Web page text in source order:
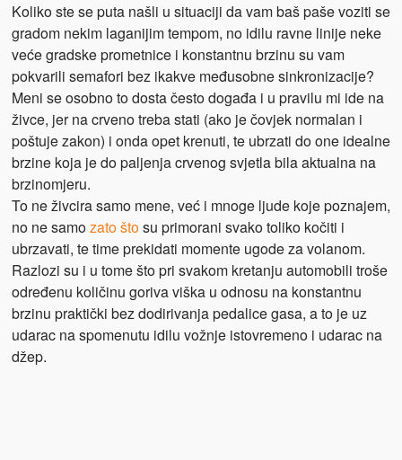
Koliko ste se puta našli u situaciji da vam baš paše voziti se
gradom nekim laganijim tempom, no idilu ravne linije neke
veće gradske prometnice i konstantnu brzinu su vam
pokvarili semafori bez ikakve međusobne sinkronizacije?
Meni se osobno to dosta često događa i u pravilu mi ide na
živce, jer na crveno treba stati (ako je čovjek normalan i
poštuje zakon) i onda opet krenuti, te ubrzati do one idealne
brzine koja je do paljenja crvenog svjetla bila aktualna na
brzinomjeru.
To ne živcira samo mene, već i mnoge ljude koje poznajem,
no ne samozato štosu primorani svako toliko kočiti i
ubrzavati, te time prekidati momente ugode za volanom.
Razlozi su i u tome što pri svakom kretanju automobili troše
određenu količinu goriva viška u odnosu na konstantnu
brzinu praktički bez dodirivanja pedalice gasa, a to je uz
udarac na spomenutu idilu vožnje istovremeno i udarac na
džep.